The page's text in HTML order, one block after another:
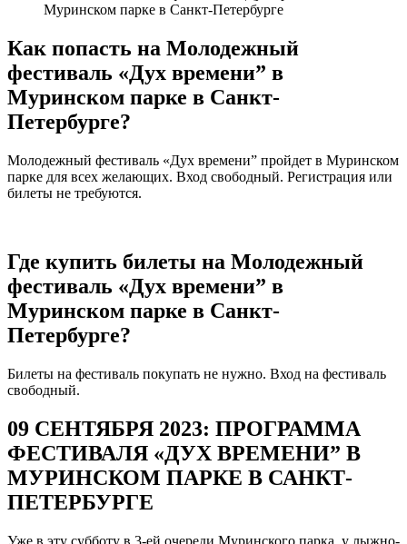
Муринском парке в Санкт-Петербурге
Как попасть на Молодежный
фестиваль «Дух времени” в
Муринском парке в Санкт-
Петербурге?
Молодежный фестиваль «Дух времени” пройдет в Муринском
парке для всех желающих. Вход свободный. Регистрация или
билеты не требуются.
Где купить билеты на Молодежный
фестиваль «Дух времени” в
Муринском парке в Санкт-
Петербурге?
Билеты на фестиваль покупать не нужно. Вход на фестиваль
свободный.
09 СЕНТЯБРЯ 2023: ПРОГРАММА
ФЕСТИВАЛЯ «ДУХ ВРЕМЕНИ” В
МУРИНСКОМ ПАРКЕ В САНКТ-
ПЕТЕРБУРГЕ